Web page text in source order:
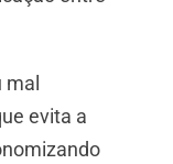
evita a